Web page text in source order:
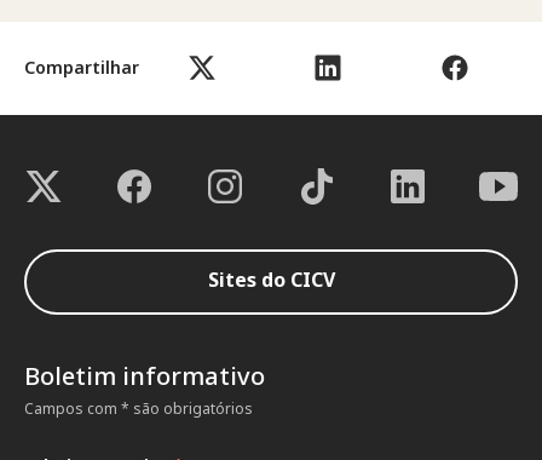
Compartilhar
Sites do CICV
Boletim informativo
Campos com * são obrigatórios